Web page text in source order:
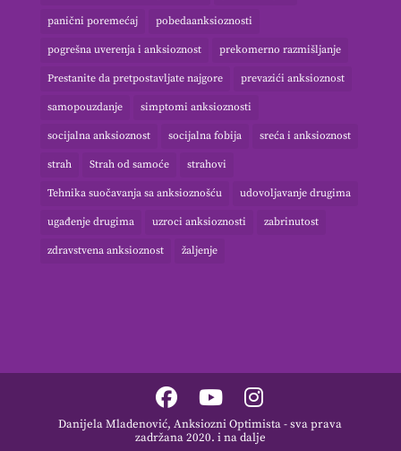
panični poremećaj pobedaanksioznosti
pogrešna uverenja i anksioznost prekomerno razmišljanje
Prestanite da pretpostavljate najgore prevazići anksioznost
samopouzdanje simptomi anksioznosti
socijalna anksioznost socijalna fobija sreća i anksioznost
strah Strah od samoće strahovi
Tehnika suočavanja sa anksioznošću udovoljavanje drugima
ugađenje drugima uzroci anksioznosti zabrinutost
zdravstvena anksioznost žaljenje
Danijela Mladenović, Anksiozni Optimista - sva prava
zadržana 2020. i na dalje